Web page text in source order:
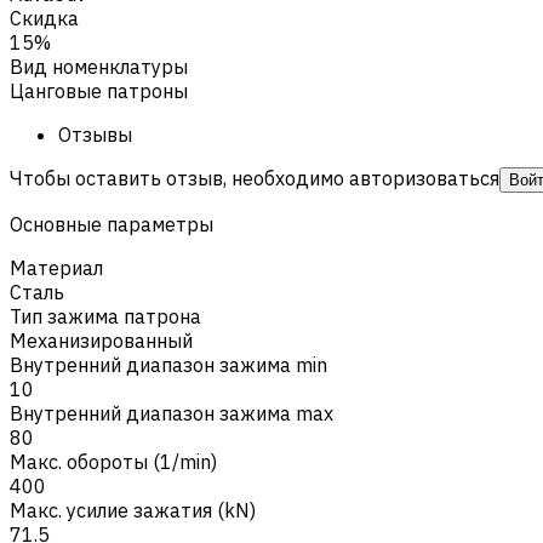
Скидка
15%
Вид номенклатуры
Цанговые патроны
Отзывы
Чтобы оставить отзыв, необходимо авторизоваться
Основные параметры
Материал
Сталь
Тип зажима патрона
Механизированный
Внутренний диапазон зажима min
10
Внутренний диапазон зажима max
80
Макс. обороты (1/min)
400
Макс. усилие зажатия (kN)
71.5